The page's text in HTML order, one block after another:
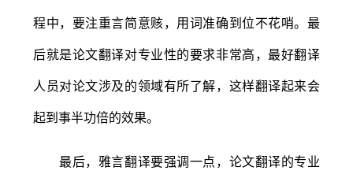
程中，要注重言简意赅，用词准确到位不花哨。最
后就是论文翻译对专业性的要求非常高，最好翻译
人员对论文涉及的领域有所了解，这样翻译起来会
起到事半功倍的效果。
最后，雅言翻译要强调一点，论文翻译的专业